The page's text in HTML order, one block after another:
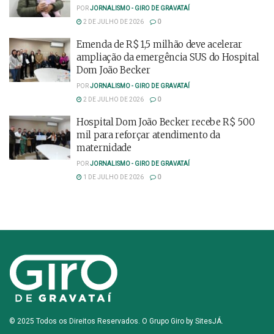
PORJORNALISMO - GIRO DE GRAVATAÍ
2 DE JULHO DE 2026
0
Emenda de R$ 1,5 milhão deve acelerar
ampliação da emergência SUS do Hospital
Dom João Becker
PORJORNALISMO - GIRO DE GRAVATAÍ
2 DE JULHO DE 2026
0
Hospital Dom João Becker recebe R$ 500
mil para reforçar atendimento da
maternidade
PORJORNALISMO - GIRO DE GRAVATAÍ
1 DE JULHO DE 2026
0
© 2025 Todos os Direitos Reservados. O Grupo Giro by SitesJÁ.